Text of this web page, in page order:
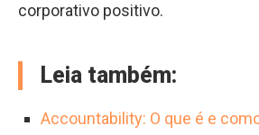
corporativo positivo.
Leia também:
Accountability: O que é e